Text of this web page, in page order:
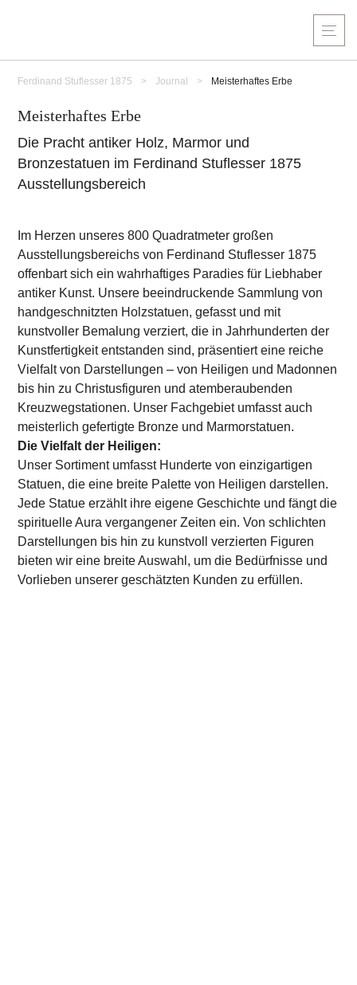
Ferdinand Stuflesser 1875 > Journal > Meisterhaftes Erbe
Meisterhaftes Erbe
Die Pracht antiker Holz, Marmor und
Bronzestatuen im Ferdinand Stuflesser 1875
Ausstellungsbereich
Im Herzen unseres 800 Quadratmeter großen
Ausstellungsbereichs von Ferdinand Stuflesser 1875
offenbart sich ein wahrhaftiges Paradies für Liebhaber
antiker Kunst. Unsere beeindruckende Sammlung von
handgeschnitzten Holzstatuen, gefasst und mit
kunstvoller Bemalung verziert, die in Jahrhunderten der
Kunstfertigkeit entstanden sind, präsentiert eine reiche
Vielfalt von Darstellungen – von Heiligen und Madonnen
bis hin zu Christusfiguren und atemberaubenden
Kreuzwegstationen. Unser Fachgebiet umfasst auch
meisterlich gefertigte Bronze und Marmorstatuen.
Die Vielfalt der Heiligen:
Unser Sortiment umfasst Hunderte von einzigartigen
Statuen, die eine breite Palette von Heiligen darstellen.
Jede Statue erzählt ihre eigene Geschichte und fängt die
spirituelle Aura vergangener Zeiten ein. Von schlichten
Darstellungen bis hin zu kunstvoll verzierten Figuren
bieten wir eine breite Auswahl, um die Bedürfnisse und
Vorlieben unserer geschätzten Kunden zu erfüllen.